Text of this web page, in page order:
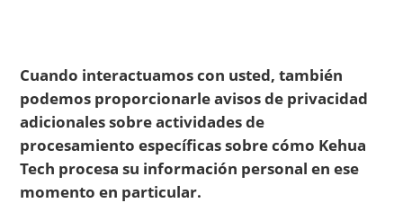
Cuando interactuamos con usted, también
podemos proporcionarle avisos de privacidad
adicionales sobre actividades de
procesamiento específicas sobre cómo Kehua
Tech procesa su información personal en ese
momento en particular.